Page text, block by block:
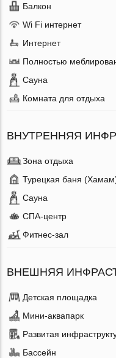
Балкон
Wi Fi интернет
Интернет
Полностью
Сауна
Комната для отдыха
ВНУТРЕННЯЯ
Зона отдыха
Турецкая баня
Сауна
СПА-центр
Фитнес-зал
ВНЕШНЯЯ
Детская площадка
Мини-аквапарк
Развитая
Бассейн